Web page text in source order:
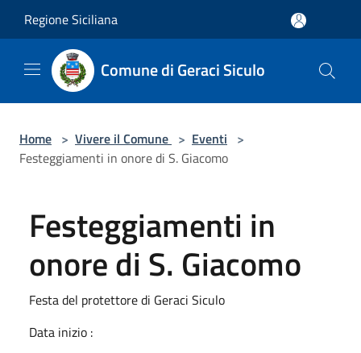
Regione Siciliana
Comune di Geraci Siculo
Home > Vivere il Comune > Eventi >
Festeggiamenti in onore di S. Giacomo
Festeggiamenti in
onore di S. Giacomo
Festa del protettore di Geraci Siculo
Data inizio :